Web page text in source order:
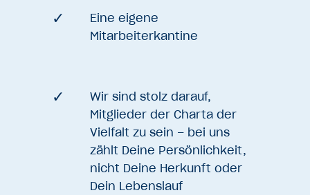
Eine eigene
Mitarbeiterkantine
Wir sind stolz darauf,
Mitglieder der Charta der
Vielfalt zu sein – bei uns
zählt Deine Persönlichkeit,
nicht Deine Herkunft oder
Dein Lebenslauf